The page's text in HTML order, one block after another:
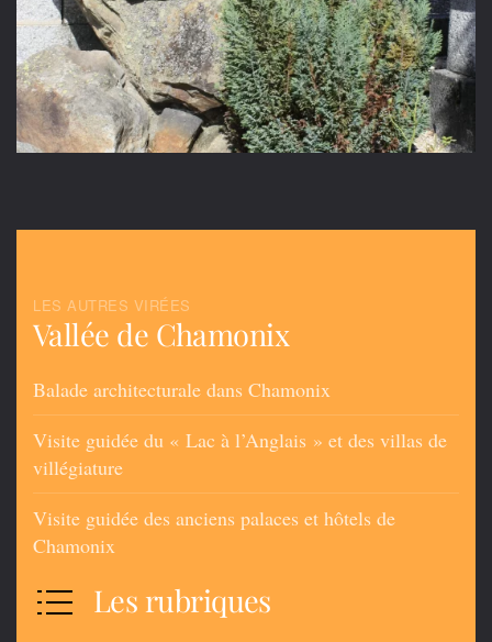
LES AUTRES VIRÉES
Vallée de Chamonix
Balade architecturale dans Chamonix
Visite guidée du « Lac à l’Anglais » et des villas de
villégiature
Visite guidée des anciens palaces et hôtels de
Chamonix
Les rubriques